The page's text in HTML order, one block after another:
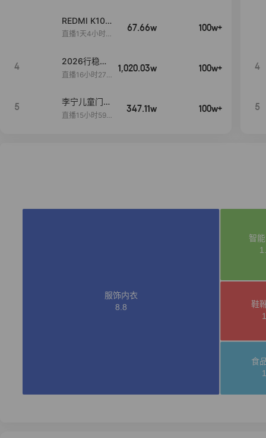
REDMI K100
Pro系列新品
启！
直播1天4小时1
67.66w 100w+
4
2026行稳致
远
直播16小时27
1,020.03w 100w+
5
李宁儿童门店
爆款赤兔8pr
直播15小时59
347.11w 100w+
4
5